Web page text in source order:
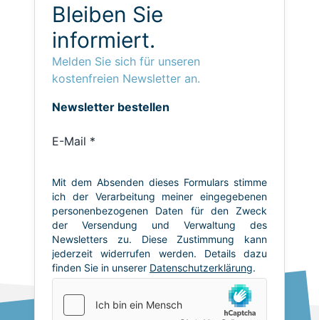
Bleiben Sie
informiert.
Melden Sie sich für unseren
kostenfreien Newsletter an.